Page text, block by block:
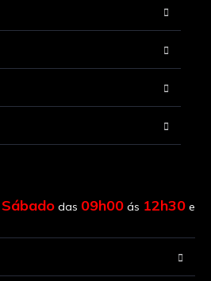
Sábado das 09h00 ás 12h30 e